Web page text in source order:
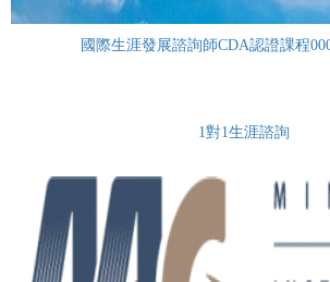
國際生涯發展諮詢師CDA認證課程
1對1生涯諮詢